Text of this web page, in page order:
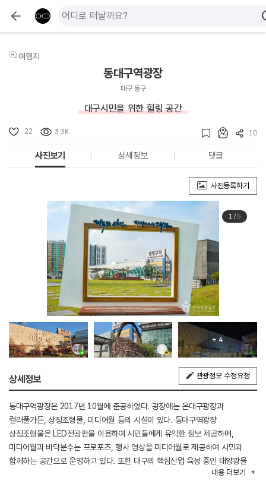
여행지
동대구역광장
대구 동구
대구시민을 위한 힐링 공간
22 3.3K 10
사진보기 상세정보 댓글
사진등록하기
1/ 5
+ 4
상세정보 관광정보 수정요청
동대구역광장은 2017년 10월에 준공하였다. 광장에는 온대구광장과
컬러풀가든, 상징조형물, 미디어월 등의 시설이 있다. 동대구역광장
상징조형물은 LED전광판을 이용하여 시민들에게 유익한 정보 제공하며,
미디어월과 바닥분수는 프로포즈, 행사 영상을 미디어월로 제공하여 시민과
함께하는 공간으로 운영하고 있다. 또한 대구의 핵심산업 육성 중인 태양광을
이용한 LED조명등으로 시민휴식처를 제공하고 있으며, 구름쉼터, 다채로움,
내용 더보기